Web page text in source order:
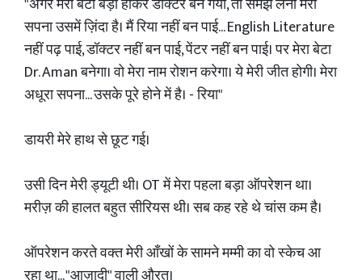
"अगर मेरा बेटा बड़ा होकर डॉक्टर बन गया, तो समझ लेना मेरा
सपना उसमें ज़िंदा है। मैं रिया नहीं बन पाई... English Literature
नहीं पढ़ पाई, डॉक्टर नहीं बन पाई, पेंटर नहीं बन पाई। पर मेरा बेटा
Dr. Aman बनेगा। वो मेरा नाम रोशन करेगा। ये मेरी जीत होगी। मेरा
अधूरा सपना... उसके पूरे होने में है। - रिया"
डायरी मेरे हाथ से छूट गई।
उसी दिन मेरी ड्यूटी थी। OT में मेरा पहला बड़ा ऑपरेशन था।
मरीज़ की हालत बहुत सीरियस थी। सब कह रहे थे चांस कम है।
ऑपरेशन करते वक्त मेरी आँखों के सामने मम्मी का वो स्केच आ